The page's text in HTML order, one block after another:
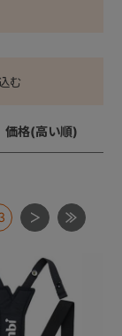
ラベリタ
・肩バック
パッド
む
価格(高い順)